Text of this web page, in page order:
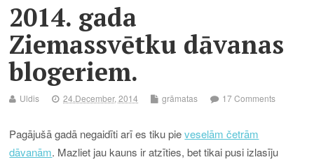
2014. gada
Ziemassvētku dāvanas
blogeriem.
Uldis 24.December, 2014 grāmatas 17 Comments
Pagājušā gadā negaidīti arī es tiku pieveselām četrām
dāvanām. Mazliet jau kauns ir atzīties, bet tikai pusi izlasīju